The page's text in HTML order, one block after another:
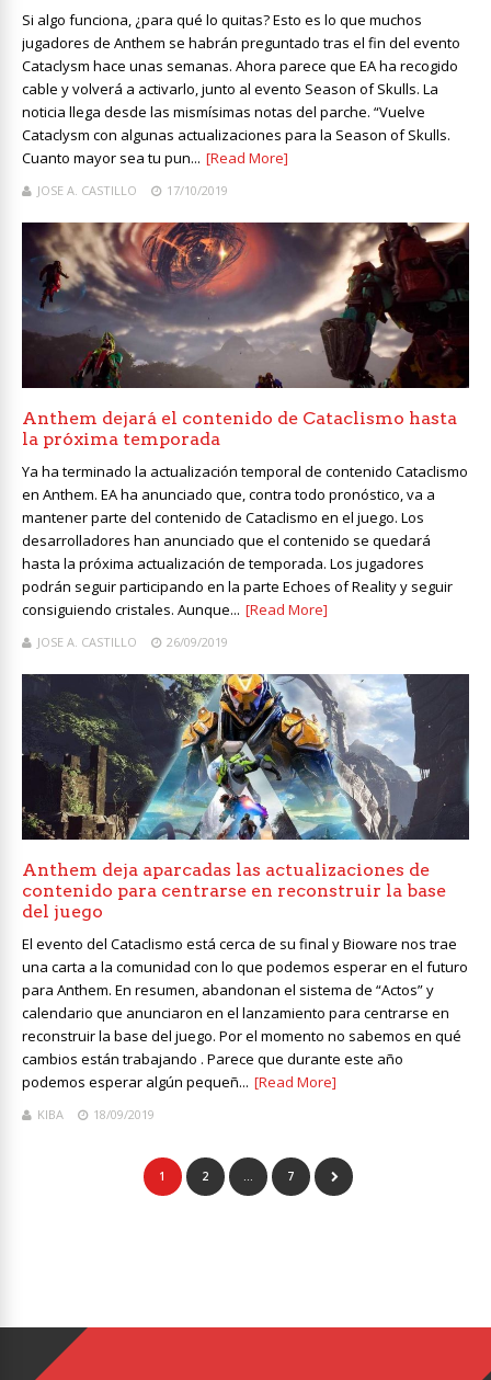
Si algo funciona, ¿para qué lo quitas? Esto es lo que muchos
jugadores de Anthem se habrán preguntado tras el fin del evento
Cataclysm hace unas semanas. Ahora parece que EA ha recogido
cable y volverá a activarlo, junto al evento Season of Skulls. La
noticia llega desde las mismísimas notas del parche. “Vuelve
Cataclysm con algunas actualizaciones para la Season of Skulls.
Cuanto mayor sea tu pun... [Read More]
JOSE A. CASTILLO 17/10/2019
Anthem dejará el contenido de Cataclismo hasta
la próxima temporada
Ya ha terminado la actualización temporal de contenido Cataclismo
en Anthem. EA ha anunciado que, contra todo pronóstico, va a
mantener parte del contenido de Cataclismo en el juego. Los
desarrolladores han anunciado que el contenido se quedará
hasta la próxima actualización de temporada. Los jugadores
podrán seguir participando en la parte Echoes of Reality y seguir
consiguiendo cristales. Aunque... [Read More]
JOSE A. CASTILLO 26/09/2019
Anthem deja aparcadas las actualizaciones de
contenido para centrarse en reconstruir la base
del juego
El evento del Cataclismo está cerca de su final y Bioware nos trae
una carta a la comunidad con lo que podemos esperar en el futuro
para Anthem. En resumen, abandonan el sistema de “Actos” y
calendario que anunciaron en el lanzamiento para centrarse en
reconstruir la base del juego. Por el momento no sabemos en qué
cambios están trabajando . Parece que durante este año
podemos esperar algún pequeñ... [Read More]
KIBA 18/09/2019
1 2 … 7